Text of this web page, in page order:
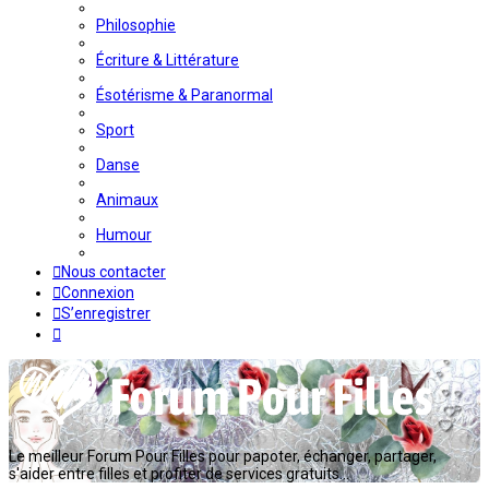
Philosophie
Écriture & Littérature
Ésotérisme & Paranormal
Sport
Danse
Animaux
Humour
Nous contacter
Connexion
S’enregistrer
Le meilleur Forum Pour Filles pour papoter, échanger, partager,
s'aider entre filles et profiter de services gratuits...